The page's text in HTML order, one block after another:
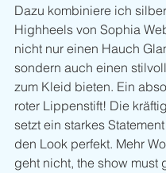
Dazu kombiniere ich
Highheels von Sophia
nicht nur einen Hauch
sondern auch einen
zum Kleid bieten. Ein
roter Lippenstift! Die
setzt ein starkes
den Look perfekt. Mehr
geht nicht, the show must